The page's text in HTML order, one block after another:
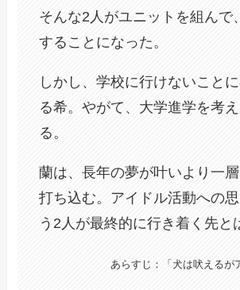
そんな2人がユニットを組んで
することになった。
しかし、学校に行けないこと
る希。やがて、大学進学を考
る。
蘭は、長年の夢が叶いより一
打ち込む。アイドル活動への
う2人が最終的に行き着く先と
あらすじ：「犬は吠えるが